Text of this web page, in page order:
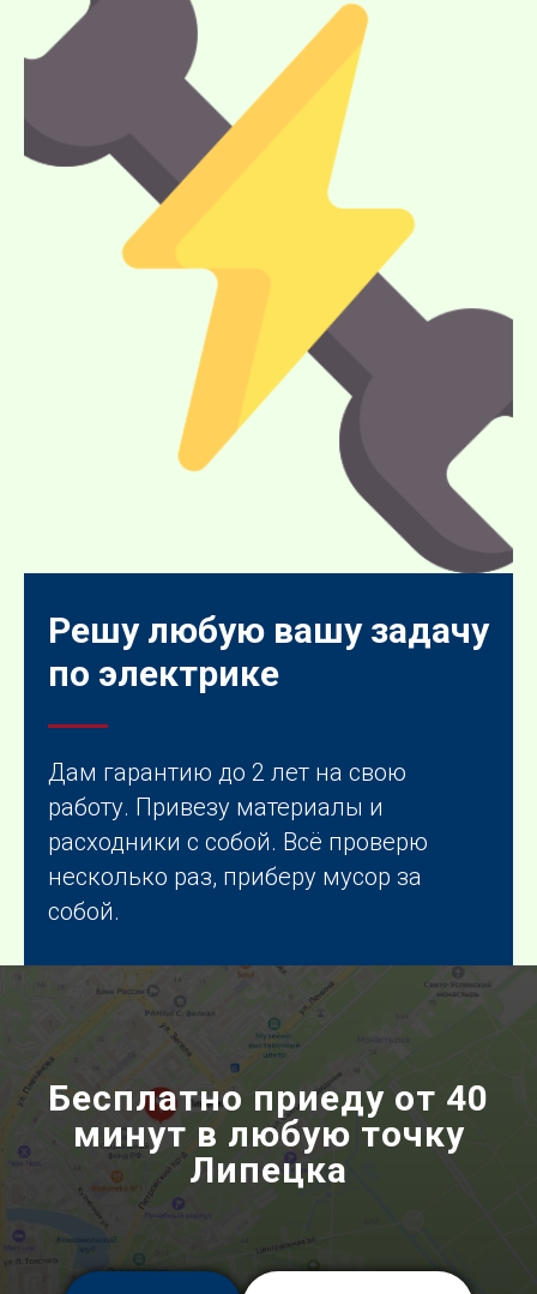
Решу любую вашу задачу
по электрике
Дам гарантию до 2 лет на свою
работу. Привезу материалы и
расходники с собой. Всё проверю
несколько раз, приберу мусор за
собой.
Бесплатно приеду от 40
минут в любую точку
Липецка